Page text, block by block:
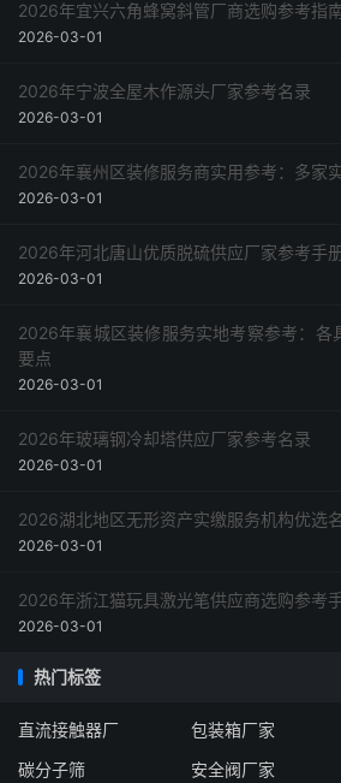
2026年宜兴六角蜂窝斜管厂商选购参考指
2026-03-01
2026年宁波全屋木作源头厂家参考名录
2026-03-01
2026年襄州区装修服务商实用参考：多家
2026-03-01
2026年河北唐山优质脱硫供应厂家参考手
2026-03-01
2026年襄城区装修服务实地考察参考：各
要点
2026-03-01
2026年玻璃钢冷却塔供应厂家参考名录
2026-03-01
2026湖北地区无形资产实缴服务机构优选
2026-03-01
2026年浙江猫玩具激光笔供应商选购参考
2026-03-01
热门标签
直流接触器厂 包装箱厂家
碳分子筛
安全阀厂家